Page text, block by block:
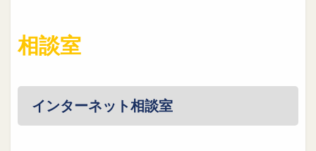
院長紹介
院内探検
矯正治療のリスク よくあるご質問
相談室
インターネット相談室